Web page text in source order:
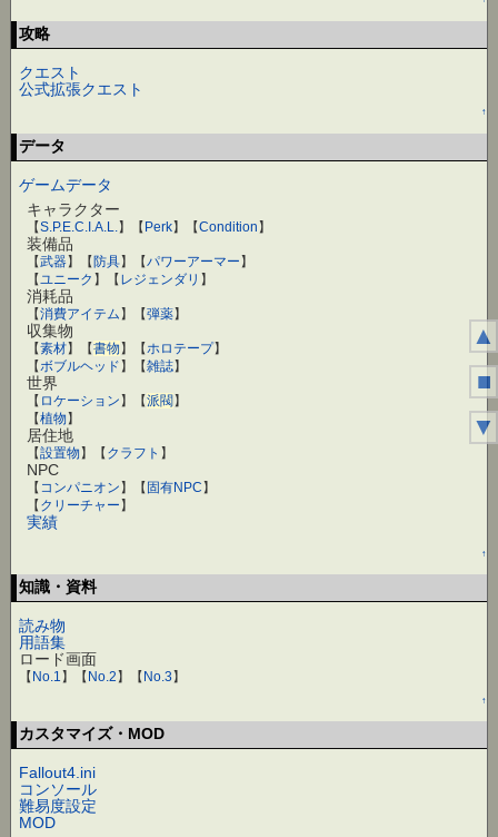
攻略
クエスト
公式拡張クエスト
↑
データ
ゲームデータ
キャラクター
【S.P.E.C.I.A.L.】【 Perk】【Condition 】
装備品
【武器】【 防具】【パワーアーマー 】
【ユニーク 】【 レジェンダリ 】
消耗品
【消費アイテム 】【弾薬】
収集物
【素材】【書物 】【ホロテープ】
【ボブルヘッド 】【雑誌】
世界
【 ロケーション 】【派閥 】
【植物 】
居住地
【設置物 】【 クラフト 】
NPC
【 コンパニオン 】【 固有NPC 】
【 クリーチャー 】
実績
↑
知識・資料
読み物
用語集
ロード画面
【 No.1 】【 No.2 】【 No.3 】
↑
カスタマイズ・MOD
Fallout4.ini
コンソール
難易度設定
MOD
▲
■
▼